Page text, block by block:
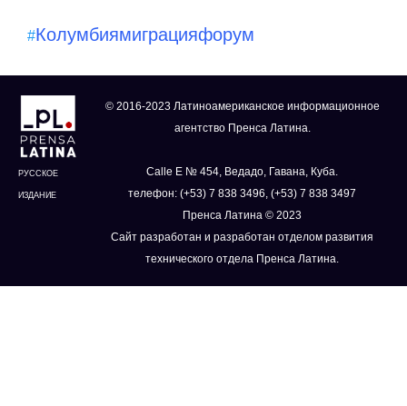
#Колумбиямиграцияфорум
РУССКОЕ
ИЗДАНИЕ
© 2016-2023 Латиноамериканское информационное
агентство Пренса Латина.
Calle E № 454, Ведадо, Гавана, Куба.
телефон: (+53) 7 838 3496, (+53) 7 838 3497
Пренса Латина © 2023
Сайт разработан и разработан отделом развития
технического отдела Пренса Латина.